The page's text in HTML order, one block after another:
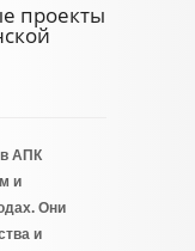
проекты
в АПК
и
Они
и